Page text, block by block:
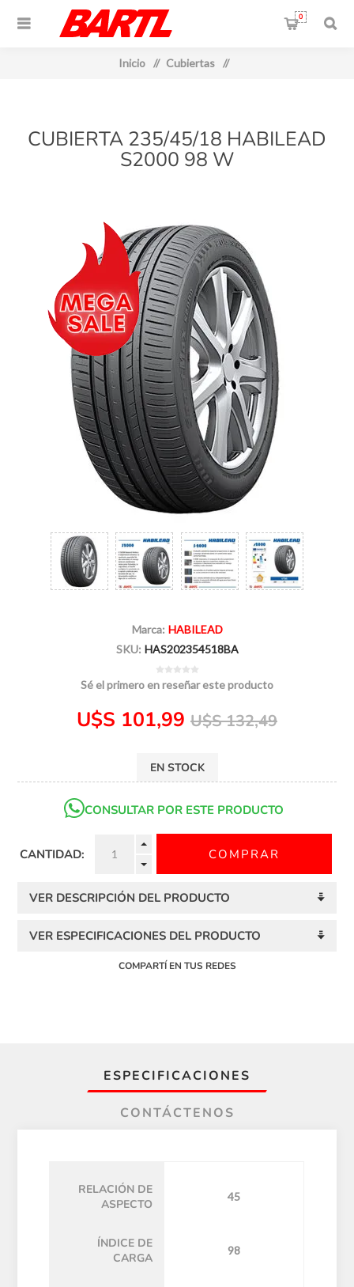
0
Inicio / Cubiertas /
CUBIERTA 235/45/18 HABILEAD
S2000 98 W
Marca: HABILEAD
SKU: HAS202354518BA
Sé el primero en reseñar este producto
U$S 101,99 U$S 132,49
EN STOCK
CONSULTAR POR ESTE PRODUCTO
CANTIDAD:
VER DESCRIPCIÓN DEL PRODUCTO
VER ESPECIFICACIONES DEL PRODUCTO
COMPARTÍ EN TUS REDES
ESPECIFICACIONES
CONTÁCTENOS
RELACIÓN DE
ASPECTO
45
ÍNDICE DE
CARGA
98